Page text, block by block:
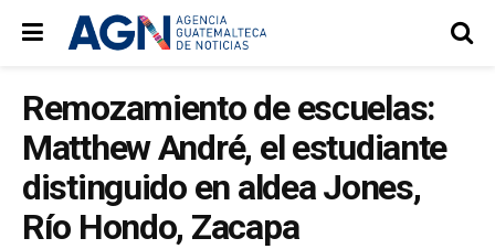
Remozamiento de escuelas:
Matthew André, el estudiante
distinguido en aldea Jones,
Río Hondo, Zacapa